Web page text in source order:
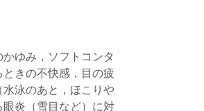
ゆみ，ソフトコンタ
きの不快感，目の疲
泳のあと，ほこりや
炎（雪目など）に対